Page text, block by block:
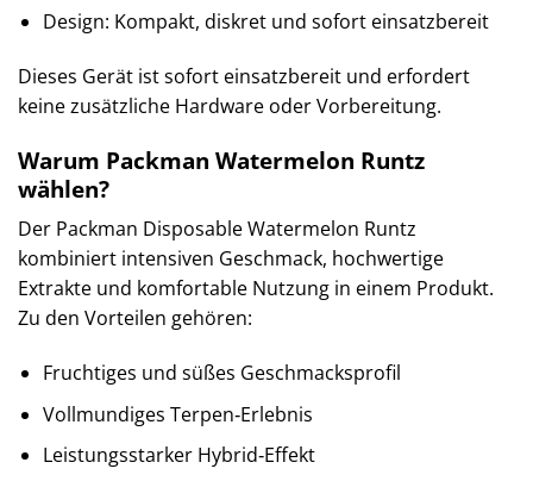
Design: Kompakt, diskret und sofort einsatzbereit
Dieses Gerät ist sofort einsatzbereit und erfordert
keine zusätzliche Hardware oder Vorbereitung.
Warum Packman Watermelon Runtz
wählen?
Der Packman Disposable Watermelon Runtz
kombiniert intensiven Geschmack, hochwertige
Extrakte und komfortable Nutzung in einem Produkt.
Zu den Vorteilen gehören:
Fruchtiges und süßes Geschmacksprofil
Vollmundiges Terpen‑Erlebnis
Leistungsstarker Hybrid‑Effekt